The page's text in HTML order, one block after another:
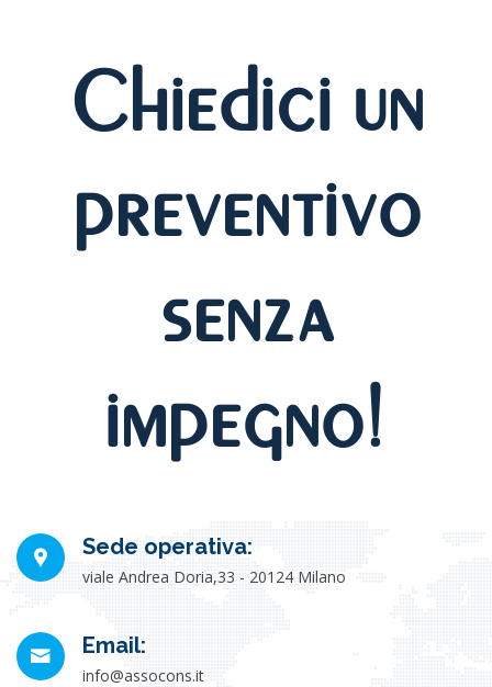
Chiedici un
preventivo
senza
impegno!
Sede operativa:
viale Andrea Doria,33 - 20124 Milano
Email:
info@assocons.it